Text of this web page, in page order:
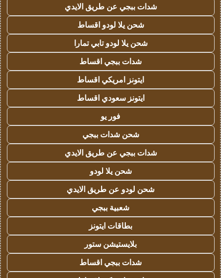
شدات ببجي عن طريق الايدي
شحن يلا لودو اقساط
شحن يلا لودو تابي تمارا
شدات ببجي اقساط
ايتونز امريكي اقساط
ايتونز سعودي اقساط
فور يو
شحن شدات ببجي
شدات ببجي عن طريق الايدي
شحن يلا لودو
شحن لودو عن طريق الايدي
شعبية ببجي
بطاقات ايتونز
بلايستيشن ستور
شدات ببجي اقساط